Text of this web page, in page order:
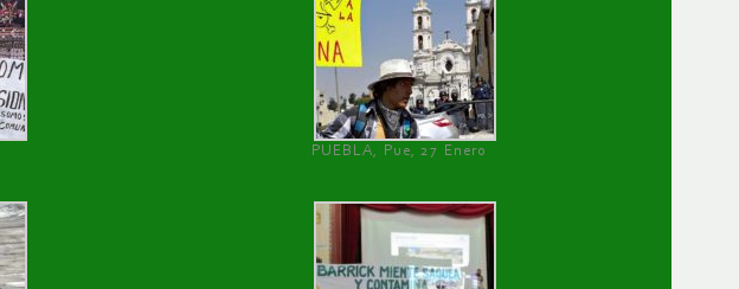
PUEBLA, Pue, 27 Enero